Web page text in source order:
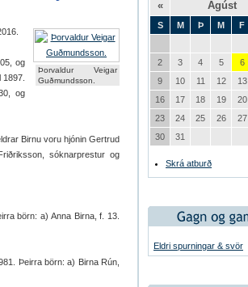
Þorvaldur Veigar
Guðmundsson.
og
og
Birnu voru hjónin Gertrud
sóknarprestur og
börn: a) Anna Birna, f. 13.
Þeirra börn: a) Birna Rún,
« Ágúst
S M Þ M F
2
3 4 5 6
9
10 11 12 13
16
17 18 19 20
23
24 25 26 27
30
31
Skrá atburð
Eldri spurningar & svör